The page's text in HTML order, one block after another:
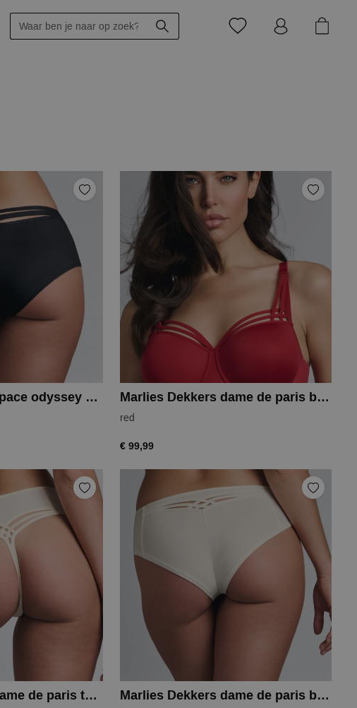
Marlies Dekkers space odyssey short Marlies Dekkers dame de paris balcony
red
€ 99,99
Marlies Dekkers dame de paris thong Marlies Dekkers dame de paris brief